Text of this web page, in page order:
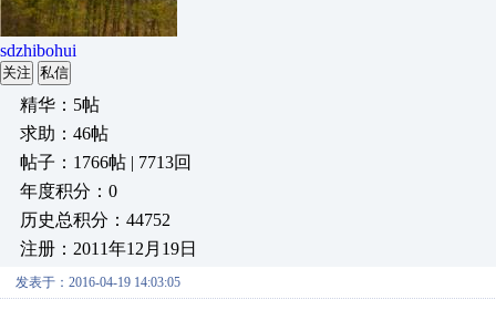
sdzhibohui
关注 私信
精华：5帖
求助：46帖
帖子：1766帖 | 7713回
年度积分：0
历史总积分：44752
注册：2011年12月19日
发表于：2016-04-19 14:03:05